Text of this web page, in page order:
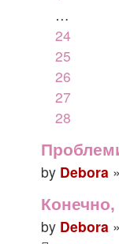
…
24
25
26
27
28
by Debora
by Debora